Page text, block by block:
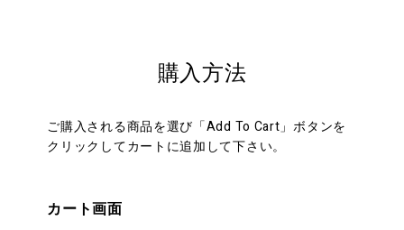
購入方法
ご購入される商品を選び「Add To Cart」ボタンを
クリックしてカートに追加して下さい。
カート画面